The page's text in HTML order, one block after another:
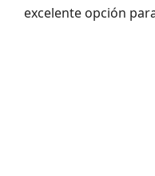
excelente opción